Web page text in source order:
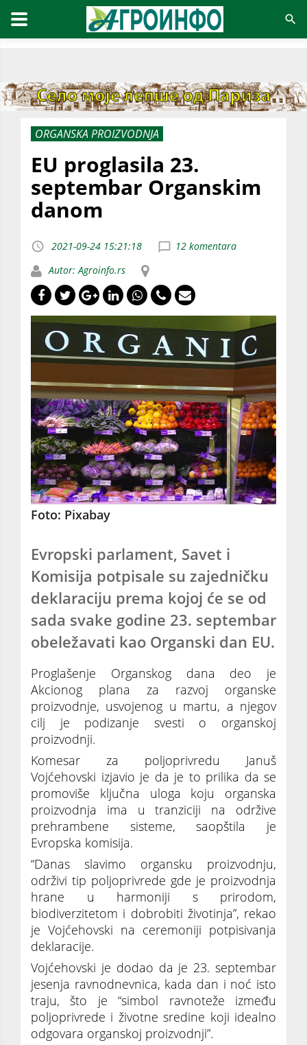
ORGANSKA PROIZVODNJA
EU proglasila 23.
septembar Organskim
danom
2021-09-24 15:21:18
12 komentara
Autor: Agroinfo.rs
Foto: Pixabay
Evropski parlament, Savet i
Komisija potpisale su zajedničku
deklaraciju prema kojoj će se od
sada svake godine 23. septembar
obeležavati kao Organski dan EU.
Proglašenje Organskog dana deo je
Akcionog plana za razvoj organske
proizvodnje, usvojenog u martu, a njegov
cilj je podizanje svesti o organskoj
proizvodnji.
Komesar za poljoprivredu Januš
Vojćehovski izjavio je da je to prilika da se
promoviše ključna uloga koju organska
proizvodnja ima u tranziciji na održive
prehrambene sisteme, saopštila je
Evropska komisija.
“Danas slavimo organsku proizvodnju,
održivi tip poljoprivrede gde je proizvodnja
hrane u harmoniji s prirodom,
biodiverzitetom i dobrobiti životinja”, rekao
je Vojćehovski na ceremoniji potpisivanja
deklaracije.
Vojćehovski je dodao da je 23. septembar
jesenja ravnodnevnica, kada dan i noć isto
traju, što je “simbol ravnoteže između
poljoprivrede i životne sredine koji idealno
odgovara organskoj proizvodnji”.